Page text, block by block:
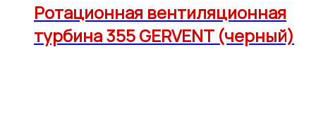
Ротационная вентиляционная
турбина 355 GERVENT (черный)